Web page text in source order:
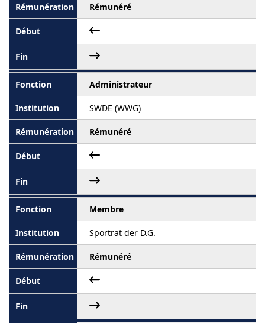
Rémunéré
Administrateur
SWDE (WWG)
Rémunéré
Membre
Sportrat der D.G.
Rémunéré